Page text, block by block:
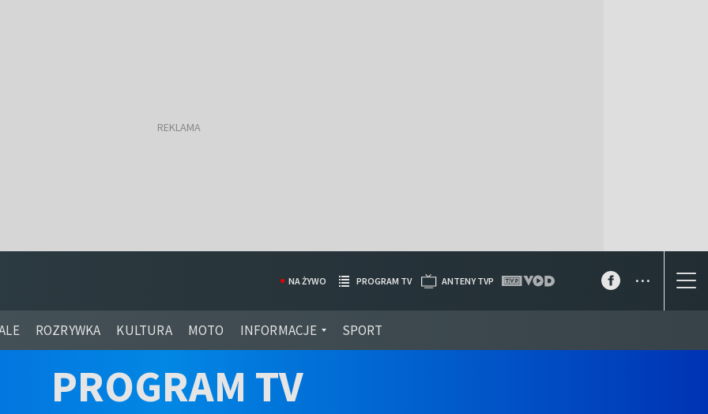
ROZRYWKA KULTURA MOTO INFORMACJE SPORT
NA ŻYWO PROGRAM TV ANTENY TVP ...
PROGRAM TV